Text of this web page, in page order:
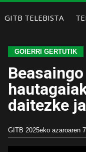
GITB TELEBISTA
GOIERRI GERTUTIK
daitezke
GITB 2025eko azaroaren